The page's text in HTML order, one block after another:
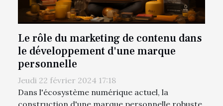
Le rôle du marketing de contenu dans
le développement d'une marque
personnelle
Jeudi 22 février 2024 17:18
Dans l'écosystème numérique actuel, la